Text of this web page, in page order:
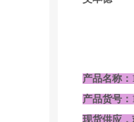
产品名称
产品货号：
现货供应